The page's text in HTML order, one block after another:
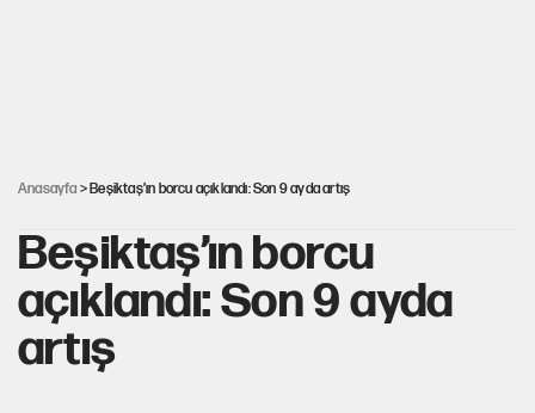
Anasayfa > Beşiktaş’ın borcu açıklandı: Son 9 ayda artış
Beşiktaş’ın borcu
açıklandı: Son 9 ayda
artış